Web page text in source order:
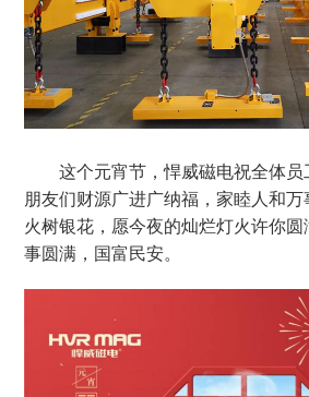
这个元宵节，悍威磁电祝全体
朋友们财源广进广纳福，家睦人和万
火树银花，愿今夜的灿烂灯火许你圆
事圆满，国富民安。